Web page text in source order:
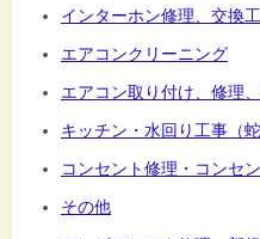
インターホン修理、交換
エアコンクリーニング
エアコン取り付け、修理
キッチン・水回り工事（
コンセント修理・コンセ
その他